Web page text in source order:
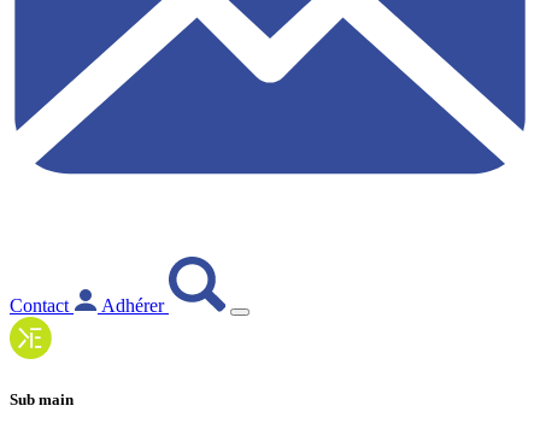
Contact Adhérer
Sub main